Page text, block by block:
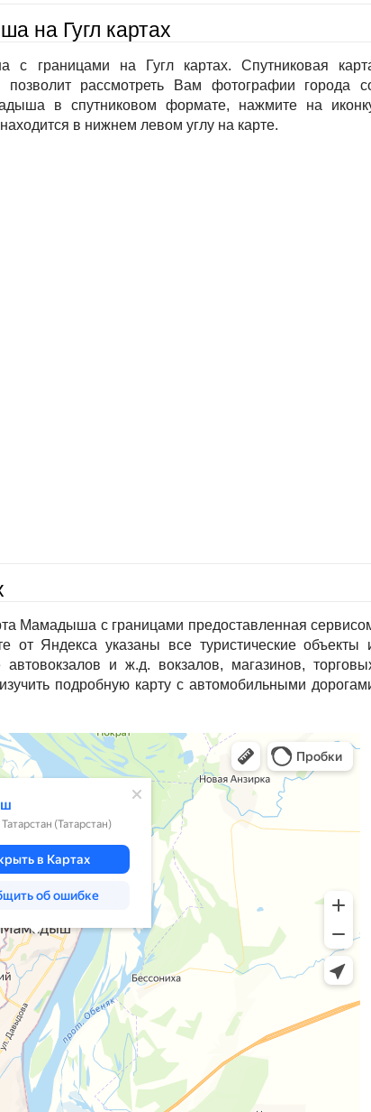
на Гугл картах
с границами на Гугл картах. Спутниковая
рассмотреть Вам фотографии города
в спутниковом формате, нажмите на
в нижнем левом углу на карте.
Мамадыша с границами предоставленная
от Яндекса указаны все туристические объекты
автовокзалов и ж.д. вокзалов, магазинов,
подробную карту с автомобильными